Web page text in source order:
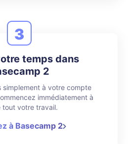
3
temps dans
2
simplement à votre compte
immédiatement à
tout votre travail.
à Basecamp 2